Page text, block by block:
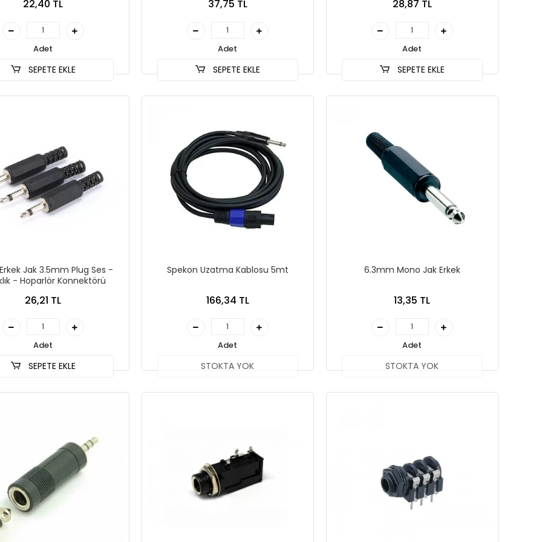
22,40 TL
Adet
SEPETE EKLE
37,75 TL
Adet
SEPETE EKLE
28,87 TL
Adet
SEPETE EKLE
Jak 3.5mm Plug Ses -
- Hoparlör Konnektörü
26,21 TL
Adet
SEPETE EKLE
Spekon Uzatma Kablosu 5mt
166,34 TL
Adet
STOKTA YOK
6.3mm Mono Jak Erkek
13,35 TL
Adet
STOKTA YOK